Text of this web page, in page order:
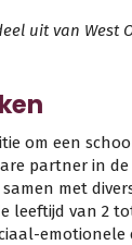
uit van West
om een
partner in
met
leeftijd van 2
emotionele